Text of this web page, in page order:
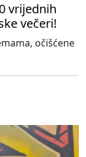
vrijednih
večeri!
očišćene